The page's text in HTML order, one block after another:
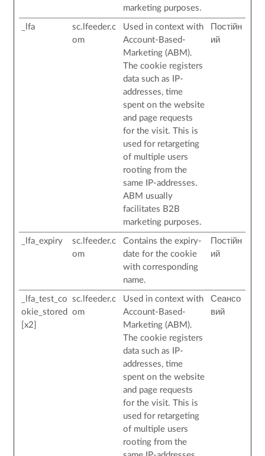
marketing purposes.
_lfa
sc.lfeeder.c
om
Used in context with
Account-Based-
Marketing (ABM).
The cookie registers
data such as IP-
addresses, time
spent on the website
and page requests
for the visit. This is
used for retargeting
of multiple users
rooting from the
same IP-addresses.
ABM usually
facilitates B2B
marketing purposes.
Постійн
ий
_lfa_expiry
sc.lfeeder.c
om
Contains the expiry-
date for the cookie
with corresponding
name.
Постійн
ий
_lfa_test_co
okie_stored
[x2]
sc.lfeeder.c
om
Used in context with
Account-Based-
Marketing (ABM).
The cookie registers
data such as IP-
addresses, time
spent on the website
and page requests
for the visit. This is
used for retargeting
of multiple users
rooting from the
Сеансо
вий